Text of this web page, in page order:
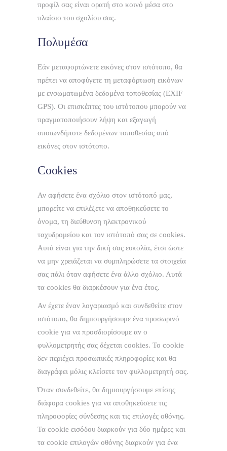
προφίλ σας είναι ορατή στο κοινό μέσα στο
πλαίσιο του σχολίου σας.
Πολυμέσα
Εάν μεταφορτώνετε εικόνες στον ιστότοπο, θα
πρέπει να αποφύγετε τη μεταφόρτωση εικόνων
με ενσωματωμένα δεδομένα τοποθεσίας (EXIF
GPS). Οι επισκέπτες του ιστότοπου μπορούν να
πραγματοποιήσουν λήψη και εξαγωγή
οποιωνδήποτε δεδομένων τοποθεσίας από
εικόνες στον ιστότοπο.
Cookies
Αν αφήσετε ένα σχόλιο στον ιστότοπό μας,
μπορείτε να επιλέξετε να αποθηκεύσετε το
όνομα, τη διεύθυνση ηλεκτρονικού
ταχυδρομείου και τον ιστότοπό σας σε cookies.
Αυτά είναι για την δική σας ευκολία, έτσι ώστε
να μην χρειάζεται να συμπληρώσετε τα στοιχεία
σας πάλι όταν αφήσετε ένα άλλο σχόλιο. Αυτά
τα cookies θα διαρκέσουν για ένα έτος.
Αν έχετε έναν λογαριασμό και συνδεθείτε στον
ιστότοπο, θα δημιουργήσουμε ένα προσωρινό
cookie για να προσδιορίσουμε αν ο
φυλλομετρητής σας δέχεται cookies. Το cookie
δεν περιέχει προσωπικές πληροφορίες και θα
διαγράφει μόλις κλείσετε τον φυλλομετρητή σας.
Όταν συνδεθείτε, θα δημιουργήσουμε επίσης
διάφορα cookies για να αποθηκεύσετε τις
πληροφορίες σύνδεσης και τις επιλογές οθόνης.
Τα cookie εισόδου διαρκούν για δύο ημέρες και
τα cookie επιλογών οθόνης διαρκούν για ένα